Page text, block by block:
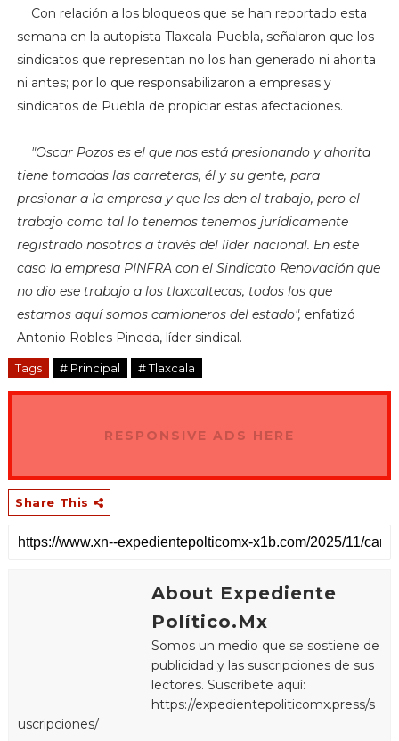
Con relación a los bloqueos que se han reportado esta
semana en la autopista Tlaxcala-Puebla, señalaron que los
sindicatos que representan no los han generado ni ahorita
ni antes; por lo que responsabilizaron a empresas y
sindicatos de Puebla de propiciar estas afectaciones.
"Oscar Pozos es el quenos está presionando y ahorita
tiene tomadas las carreteras, él y su gente, para
presionar a la empresa y que les den el trabajo, pero el
trabajo como tal lo tenemos tenemos jurídicamente
registrado nosotros a través del líder nacional. En este
caso la empresa PINFRA con el Sindicato Renovación que
no dio ese trabajo a los tlaxcaltecas, todos los que
estamos aquí somos camioneros del estado", enfatizó
Antonio Robles Pineda, líder sindical.
Tags # Principal # Tlaxcala
RESPONSIVE ADS HERE
Share This
About Expediente
Político.Mx
Somos un medio que se sostiene de
publicidad y las suscripciones de sus
lectores. Suscríbete aquí:
https://expedientepoliticomx.press/s
uscripciones/